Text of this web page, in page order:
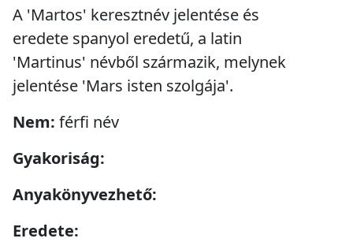
A 'Martos' keresztnév jelentése és
eredete spanyol eredetű, a latin
'Martinus' névből származik, melynek
jelentése 'Mars isten szolgája'.
Nem: férfi név
Gyakoriság:
Anyakönyvezhető:
Eredete: